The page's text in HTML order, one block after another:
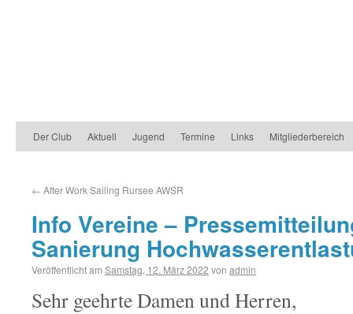
Der Club Aktuell Jugend Termine Links Mitgliederbereich
← After Work Sailing Rursee AWSR
Info Vereine –
Sanierung
Veröffentlicht am Samstag, 12. März 2022 von admin
Sehr geehrte Damen und Herren,